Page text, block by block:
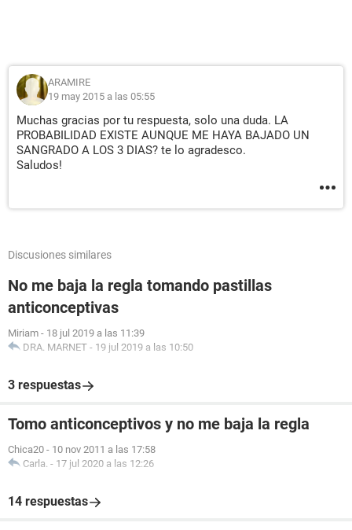
ARAMIRE
19 may 2015 a las 05:55
Muchas gracias por tu respuesta, solo una duda. LA
PROBABILIDAD EXISTE AUNQUE ME HAYA BAJADO UN
SANGRADO A LOS 3 DIAS? te lo agradesco.
Saludos!
Discusiones similares
No me baja la regla tomando pastillas
anticonceptivas
Miriam - 18 jul 2019 a las 11:39
DRA. MARNET - 19 jul 2019 a las 10:50
3 respuestas
Tomo anticonceptivos y no me baja la regla
Chica20 - 10 nov 2011 a las 17:58
Carla. - 17 jul 2020 a las 12:26
14 respuestas